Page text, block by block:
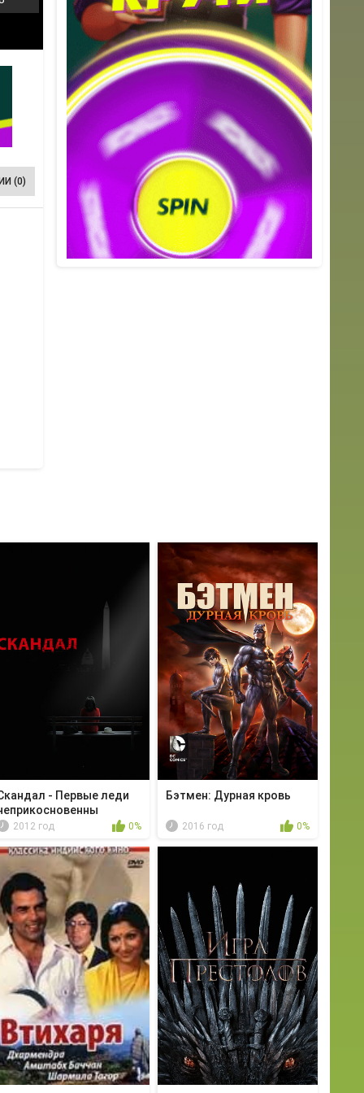
(0)
- Первые леди
2012 год 0%
Бэтмен: Дурная кровь
2016 год 0%